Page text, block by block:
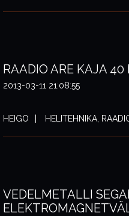
RAADIO ARE KAJA 40
2013-03-11 21:08:55
HEIGO HELITEHNIKA,
VEDELMETALLI